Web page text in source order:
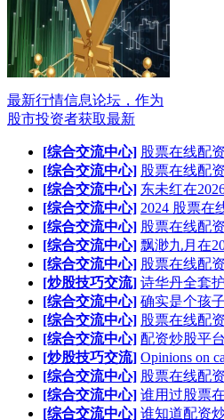
最新行情信息论坛，作为
股市投资者获取最新
[综合交流中心] 股票在线配
[综合交流中心] 股票在线配
[综合交流中心] 东未红在
[综合交流中心] 2024 股票在
[综合交流中心] 股票在线配
[综合交流中心] 飘渺九月在
[综合交流中心] 股票在线配
[炒股技巧交流] 诗华丹全套
[综合交流中心] 确实是个孩
[综合交流中心] 股票在线配
[综合交流中心] 配资炒股平
[炒股技巧交流] Opinions on
[综合交流中心] 股票在线配
[综合交流中心] 谁用过股票
[综合交流中心] 谁知道配资